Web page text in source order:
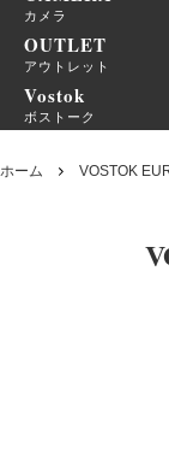
カメラ
OUTLET
アウトレット
Vostok
ボストーク
ホーム VOSTOK